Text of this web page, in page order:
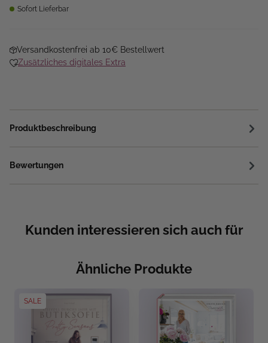
Sofort Lieferbar
Versandkostenfrei ab 10€ Bestellwert
Zusätzliches digitales Extra
Produktbeschreibung
Bewertungen
Kunden interessieren sich auch für
Ähnliche Produkte
SALE